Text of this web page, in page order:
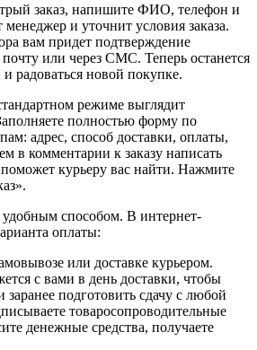
заказ, напишите ФИО, телефон и
и уточнит условия заказа.
вам придет подтверждение
или через СМС. Теперь останется
радоваться новой покупке.
режиме выглядит
полностью форму по
адрес, способ доставки, оплаты,
в комментарии к заказу написать
курьеру вас найти. Нажмите
способом. В интернет-
оплаты:
или доставке курьером.
с вами в день доставки, чтобы
заранее подготовить сдачу с любой
товаросопроводительные
денежные средства, получаете